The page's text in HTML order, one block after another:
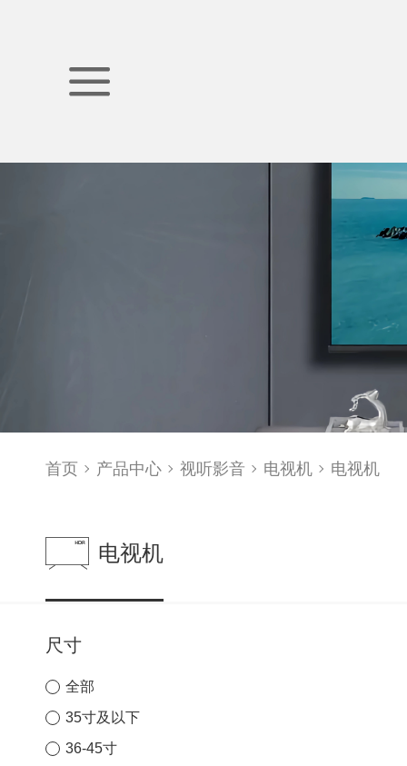
首页 产品中心 视听影音 电视机 电视机
电视机
尺寸
全部
35寸及以下
36-45寸